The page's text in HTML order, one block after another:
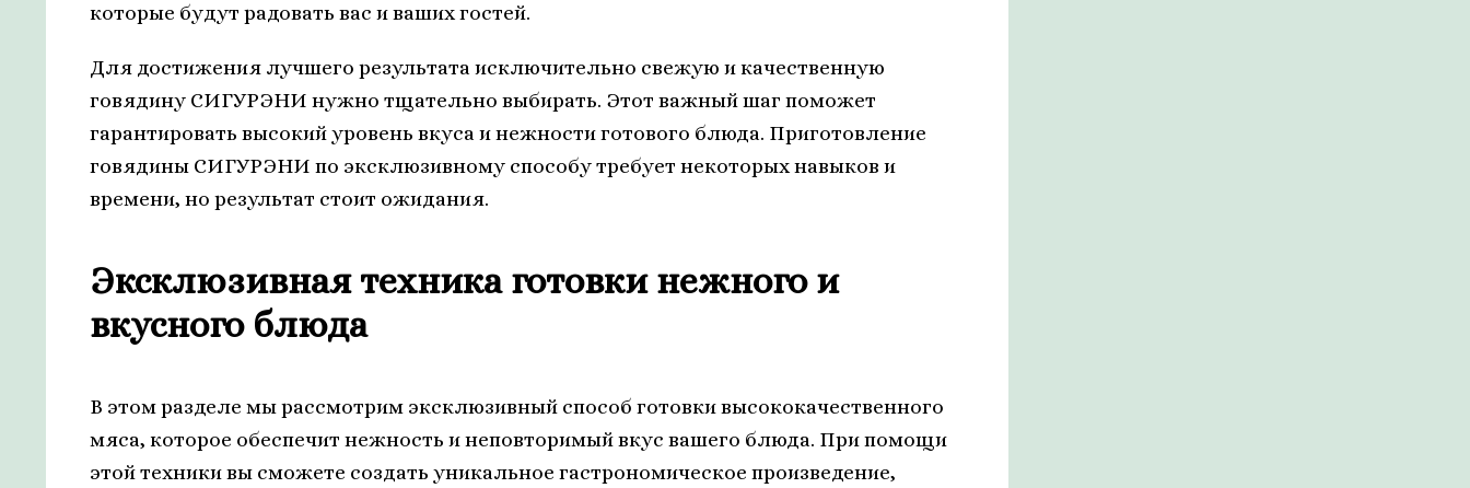
которые будут радовать вас и ваших гостей.
Для достижения лучшего результата исключительно свежую и качественную
говядину СИГУРЭНИ нужно тщательно выбирать. Этот важный шаг поможет
гарантировать высокий уровень вкуса и нежности готового блюда. Приготовление
говядины СИГУРЭНИ по эксклюзивному способу требует некоторых навыков и
времени, но результат стоит ожидания.
Эксклюзивная техника готовки нежного и
вкусного блюда
В этом разделе мы рассмотрим эксклюзивный способ готовки высококачественного
мяса, которое обеспечит нежность и неповторимый вкус вашего блюда. При помощи
этой техники вы сможете создать уникальное гастрономическое произведение,